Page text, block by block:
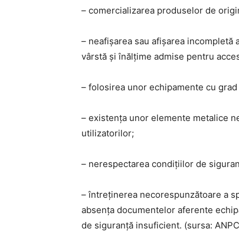
– comercializarea produselor de
– neafișarea sau afișarea
vârstă și înălțime admise pentru
– folosirea unor echipamente cu
– existența unor elemente metalice
utilizatorilor;
– nerespectarea condițiilor de
– întreținerea necorespunzătoare a
absența documentelor aferente
de siguranță insuficient. (sursa: